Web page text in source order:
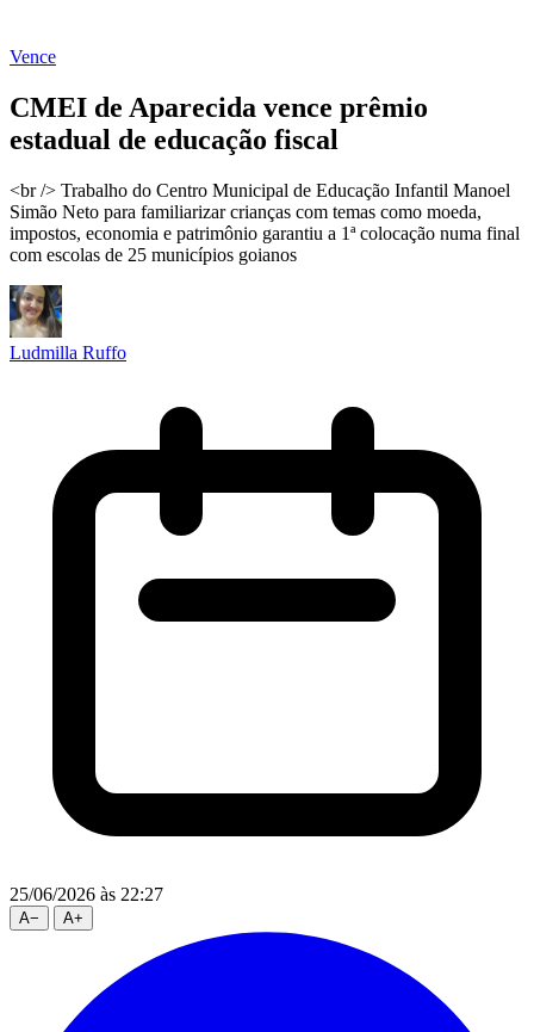
Vence
CMEI de Aparecida vence prêmio
estadual de educação fiscal
<br /> Trabalho do Centro Municipal de Educação Infantil Manoel
Simão Neto para familiarizar crianças com temas como moeda,
impostos, economia e patrimônio garantiu a 1ª colocação numa final
com escolas de 25 municípios goianos
Ludmilla Ruffo
25/06/2026 às 22:27
A− A+